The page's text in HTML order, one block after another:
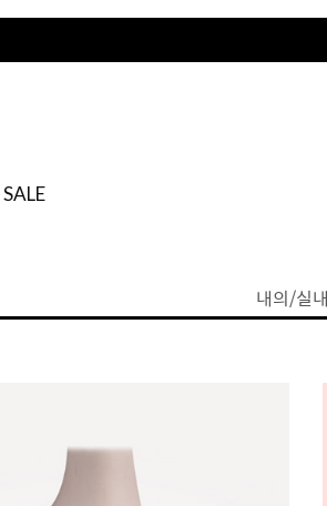
SALE
내의/실